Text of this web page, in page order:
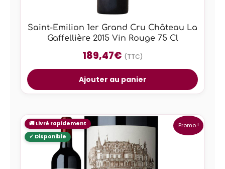
Saint-Emilion 1er Grand Cru Château La
Gaffellière 2015 Vin Rouge 75 Cl
189,47€ (TTC)
Ajouter au panier
Promo !